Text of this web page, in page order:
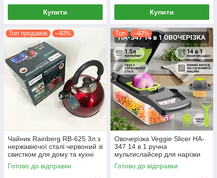
Купити Купити
Топ продажів –40%
Чайник Rainberg RB-625 3л з
нержавіючої сталі червоний зі
свистком для дому та кухні
Готово до відправки
Топ –40%
Овочерізка Veggie Slicer HA-
347 14 в 1 ручна
мультислайсер для нарізки
овочів і фруктів
Готово до відправки